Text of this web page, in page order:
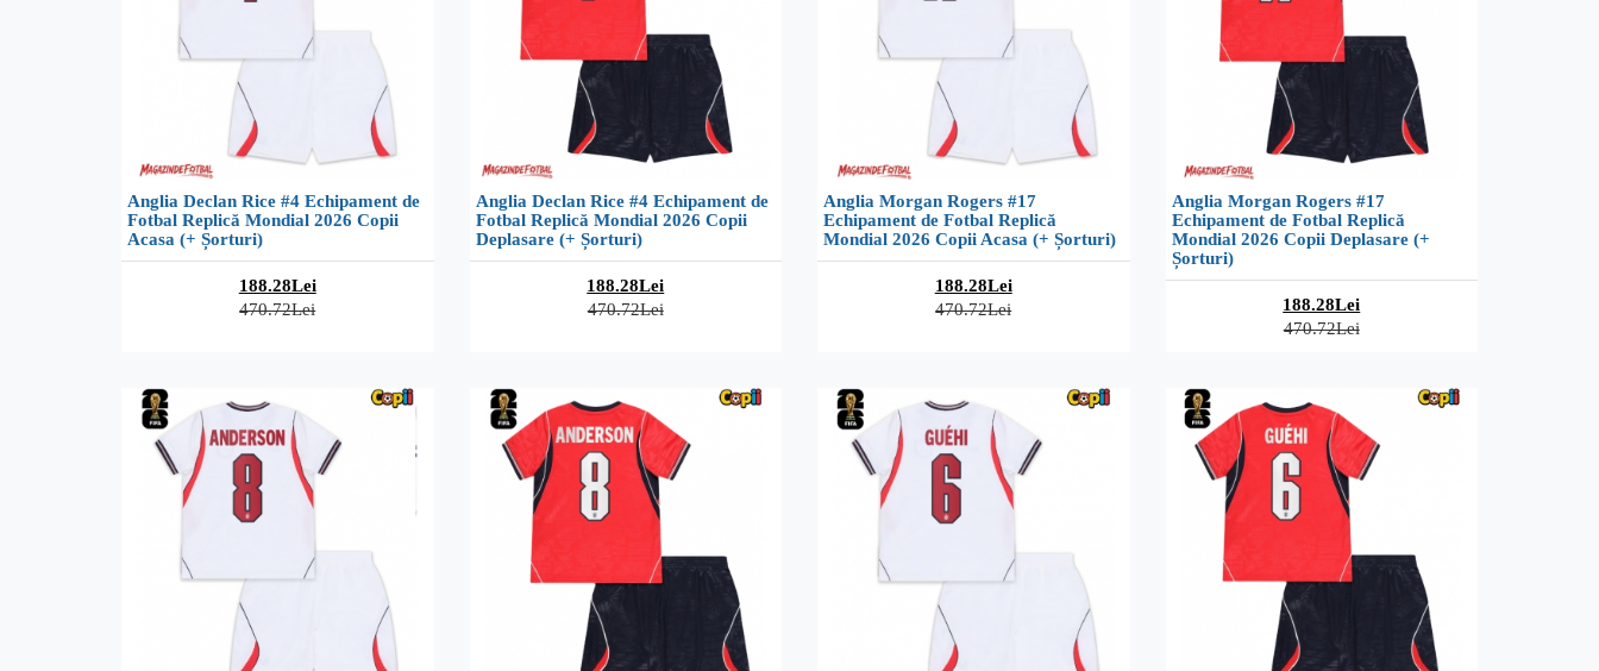
Anglia Declan Rice #4 Echipament de
Fotbal Replică Mondial 2026 Copii
Acasa (+ Șorturi)
188.28Lei
470.72Lei
Anglia Declan Rice #4 Echipament de
Fotbal Replică Mondial 2026 Copii
Deplasare (+ Șorturi)
188.28Lei
470.72Lei
Anglia Morgan Rogers #17
Echipament de Fotbal Replică
Mondial 2026 Copii Acasa (+ Șorturi)
188.28Lei
470.72Lei
Anglia Morgan Rogers #17
Echipament de Fotbal Replică
Mondial 2026 Copii Deplasare (+
Șorturi)
188.28Lei
470.72Lei